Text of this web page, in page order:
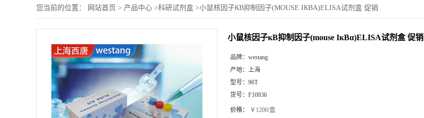
您当前的位置： 网站首页 > 产品中心 >科研试剂盒 >小鼠核因子КB抑制因子(MOUSE IКBΑ)ELISA试剂盒 促销
小鼠核因子кB抑制因子(mouse IкBα)ELISA试剂盒 促销
品牌： westang
产地： 上海
型号： 96T
货号： F10936
价格： ￥1200/盒